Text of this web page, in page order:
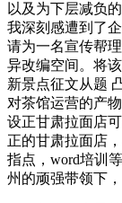
以及为下层减负
我深刻感遭到了
请为一名宣传帮
异改编空间。将
新景点征文从题
对茶馆运营的产
设正甘肃拉面店
正的甘肃拉面店
指点，word培训
州的顽强带领下